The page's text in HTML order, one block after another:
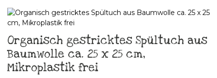
Organisch gestricktes Spültuch aus
Baumwolle ca. 25 x 25 cm,
Mikroplastik frei